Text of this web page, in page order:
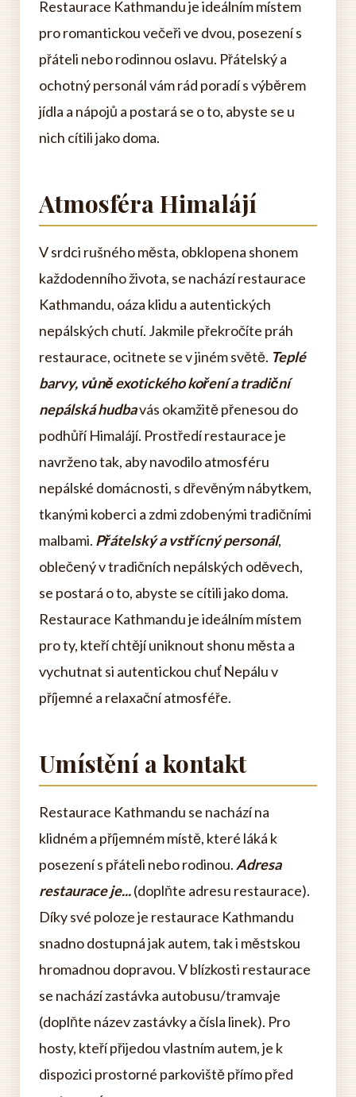
Restaurace Kathmandu je ideálním místem
pro romantickou večeři ve dvou, posezení s
přáteli nebo rodinnou oslavu. Přátelský a
ochotný personál vám rád poradí s výběrem
jídla a nápojů a postará se o to, abyste se u
nich cítili jako doma.
Atmosféra Himalájí
V srdci rušného města, obklopena shonem
každodenního života, se nachází restaurace
Kathmandu, oáza klidu a autentických
nepálských chutí. Jakmile překročíte práh
restaurace, ocitnete se v jiném světě. Teplé
barvy, vůně exotického koření a tradiční
nepálská hudbavás okamžitě přenesou do
podhůří Himalájí. Prostředí restaurace je
navrženo tak, aby navodilo atmosféru
nepálské domácnosti, s dřevěným nábytkem,
tkanými koberci a zdmi zdobenými tradičními
malbami. Přátelský a vstřícný personál,
oblečený v tradičních nepálských oděvech,
se postará o to, abyste se cítili jako doma.
Restaurace Kathmandu je ideálním místem
pro ty, kteří chtějí uniknout shonu města a
vychutnat si autentickou chuť Nepálu v
příjemné a relaxační atmosféře.
Umístění a kontakt
Restaurace Kathmandu se nachází na
klidném a příjemném místě, které láká k
posezení s přáteli nebo rodinou. Adresa
restaurace je...(doplňte adresu restaurace).
Díky své poloze je restaurace Kathmandu
snadno dostupná jak autem, tak i městskou
hromadnou dopravou. V blízkosti restaurace
se nachází zastávka autobusu/tramvaje
(doplňte název zastávky a čísla linek). Pro
hosty, kteří přijedou vlastním autem, je k
dispozici prostorné parkoviště přímo před